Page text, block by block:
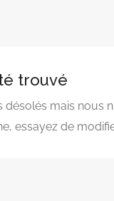
trouvé
désolés mais nous
essayez de